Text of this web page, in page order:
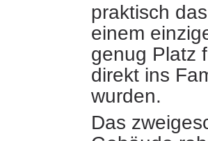
praktisch
einem
genug Platz
direkt ins
wurden.
Das